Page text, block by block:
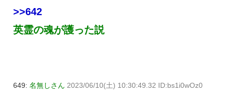
>>642
英霊の魂が護った説
649: 名無しさん 2023/06/10(土) 10:30:49.32 ID:bs1i0wOz0